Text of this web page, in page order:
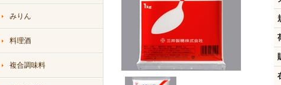
みりん
料理酒
複合調味料